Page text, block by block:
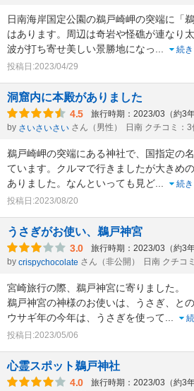
日南海岸国定公園の鵜戸崎岬の突端に「鵜
はあります。周辺は奇岩や怪礁が連なり
波が打ち寄せ美しい景勝地になっ
続
投稿日:2023/04/29
洞窟内に本殿がありました
4.5 旅行時期：2023/03（約3年
by さいさいさい さん（男性） 日南 クチコミ：3
鵜戸崎岬の突端にある神社で、国指定の
ています。クルマで行きましたが大きめ
ありました。なんといっても見ど
続
投稿日:2023/08/20
うさぎがお使い、鵜戸神宮
3.0 旅行時期：2023/03（約3年
by crispychocolate さん（非公開） 日南 クチコ
宮崎旅行の際、鵜戸神宮に寄りました。
鵜戸神宮の神様のお使いは、うさぎ、との
ウサギ年の今年は、うさぎを使って
投稿日:2023/05/06
心霊スポット鵜戸神社
4.0 旅行時期：2023/03（約3年